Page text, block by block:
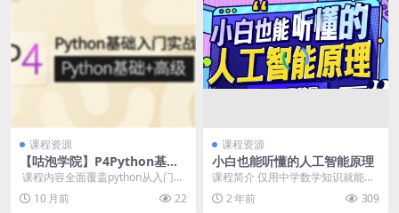
课程资源
【咕泡学院】P4Python基础
入门实战班(Python基础+高
级)
​ 课程内容全面覆盖python从入门到
精通，深度学习算法及其项目实
战，主要应用...
10 月前 22
课程资源
小白也能听懂的人工智能原理
课程简介 仅用中学数学知识就能看
懂的人工智能入门课 课程下载 http
s://p...2 年前 309